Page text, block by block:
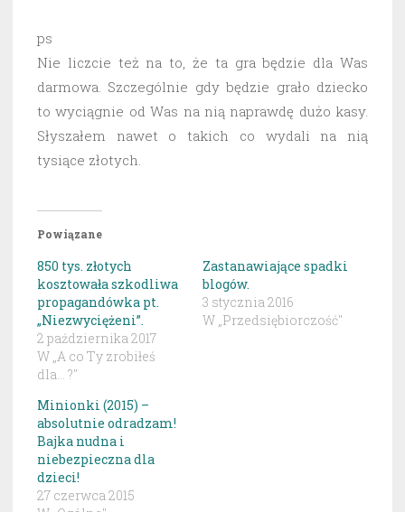
ps
Nie liczcie też na to, że ta gra będzie dla Was
darmowa. Szczególnie gdy będzie grało dziecko
to wyciągnie od Was na nią naprawdę dużo kasy.
Słyszałem nawet o takich co wydali na nią
tysiące złotych.
Powiązane
850 tys. złotych
kosztowała szkodliwa
propagandówka pt.
„Niezwyciężeni”.
2 października 2017
W „A co Ty zrobiłeś
dla... ?"
Zastanawiające spadki
blogów.
3 stycznia 2016
W „Przedsiębiorczość"
Minionki (2015) –
absolutnie odradzam!
Bajka nudna i
niebezpieczna dla
dzieci!
27 czerwca 2015